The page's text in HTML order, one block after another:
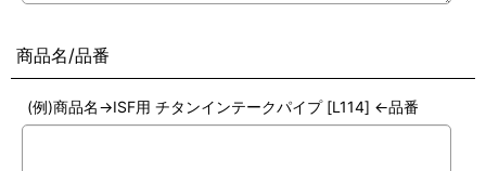
商品名/品番
(例)商品名→ISF用 チタンインテークパイプ [L114] ←品番